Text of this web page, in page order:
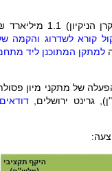
לפי נתוני המשרד להגנ"ס עד כה הושקעו (דרך קרן הניקיון) 1.1
קורא לשדרוג והקמה
למתקן המתוכנן ליד
שדרוג והפעלה של מתקני מיון
גרינט ירושלים, דודאים